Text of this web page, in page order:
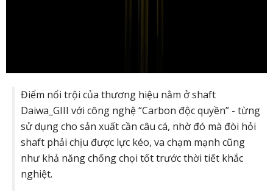
Điểm nổi trội của thương hiệu nằm ở shaft
Daiwa_GIII với công nghệ “Carbon độc quyền” - từng
sử dụng cho sản xuất cần câu cá, nhờ đó mà đòi hỏi
shaft phải chịu được lực kéo, va chạm mạnh cũng
như khả năng chống chọi tốt trước thời tiết khắc
nghiệt.